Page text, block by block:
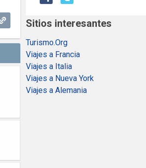
Sitios interesantes
Turismo.Org
Viajes a Francia
Viajes a Italia
Viajes a Nueva York
Viajes a Alemania